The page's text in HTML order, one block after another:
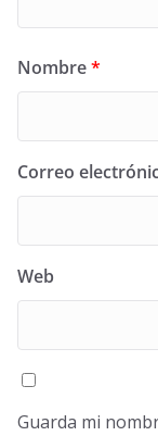
Nombre*
Correo
Web
Guarda mi